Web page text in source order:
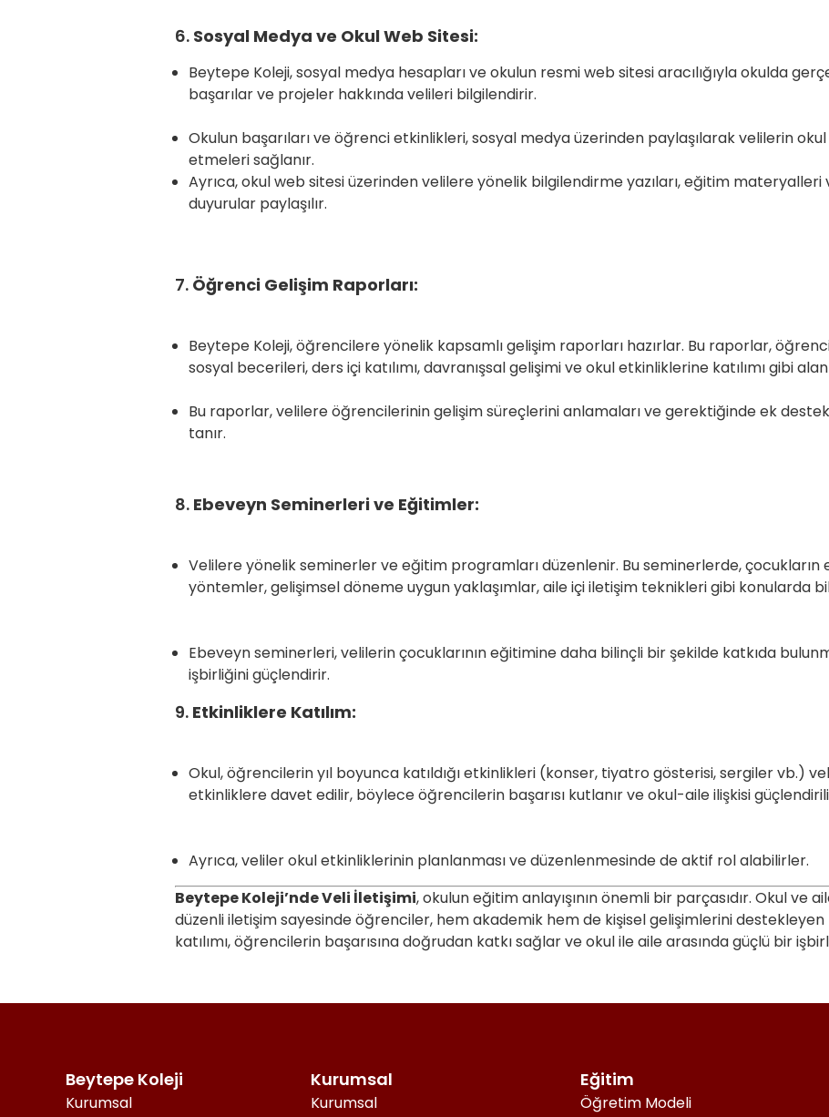
6. Sosyal Medya ve Okul Web Sitesi:
Beytepe Koleji, sosyal medya hesapları ve okulun resmi web sitesi aracılığıyla okulda
başarılar ve projeler hakkında
Okulun başarıları ve öğrenci etkinlikleri, sosyal medya üzerinden paylaşılarak velilerin
etmeleri sağlanır.
Ayrıca, okul web sitesi üzerinden velilere yönelik bilgilendirme yazıları, eğitim materyalleri
duyurular paylaşılır.
7. Öğrenci Gelişim Raporları:
Beytepe Koleji, öğrencilere yönelik kapsamlı gelişim raporları hazırlar. Bu raporlar,
sosyal becerileri, ders içi katılımı, davranışsal gelişimi ve okul etkinliklerine katılımı gibi
Bu raporlar, velilere öğrencilerinin gelişim süreçlerini anlamaları ve gerektiğinde ek
tanır.
8. Ebeveyn Seminerleri ve Eğitimler:
Velilere yönelik seminerler ve eğitim programları düzenlenir. Bu seminerlerde, çocukların
yöntemler, gelişimsel döneme uygun yaklaşımlar, aile içi iletişim teknikleri gibi
Ebeveyn seminerleri, velilerin çocuklarının eğitimine daha bilinçli bir şekilde katkıda
işbirliğini güçlendirir.
9. Etkinliklere Katılım:
Okul, öğrencilerin yıl boyunca katıldığı etkinlikleri (konser, tiyatro gösterisi, sergiler vb.)
etkinliklere davet edilir, böylece öğrencilerin başarısı kutlanır ve okul-aile ilişkisi
Ayrıca, veliler okul etkinliklerinin planlanması ve düzenlenmesinde de aktif rol alabilirler.
Beytepe Koleji’nde Veli İletişimi, okulun eğitim anlayışının önemli bir parçasıdır. Okul ve
düzenli iletişim sayesinde öğrenciler, hem akademik hem de kişisel gelişimlerini
katılımı, öğrencilerin başarısına doğrudan katkı sağlar ve okul ile aile arasında güçlü bir
Beytepe Koleji
Kurumsal
Kurumsal
Kurumsal
Eğitim
Öğretim Modeli